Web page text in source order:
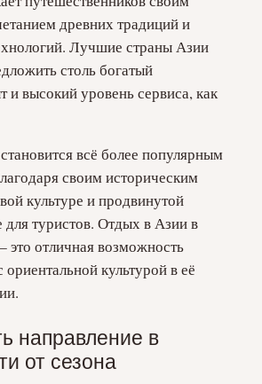
древних традиций и
Лучшие страны Азии
столь богатый
и высокий уровень сервиса, как
всё более популярным
своим историческим
культуре и продвинутой
для туристов. Отдых в Азии в
отличная возможность
ориентальной культурой в её
направление в
от сезона